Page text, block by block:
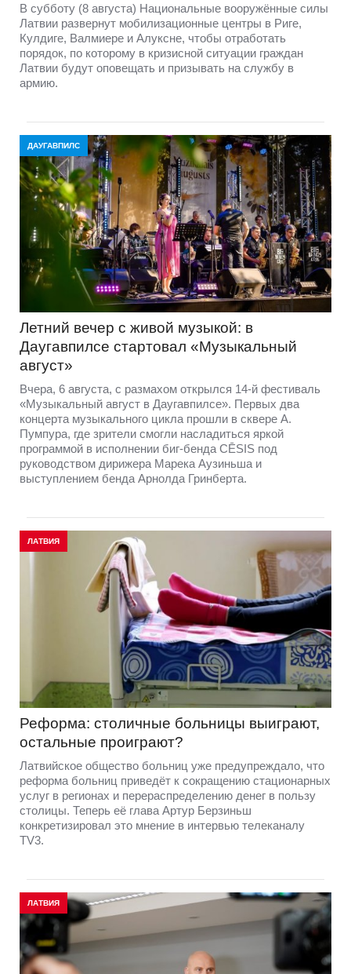
В субботу (8 августа) Национальные вооружённые силы
Латвии развернут мобилизационные центры в Риге,
Кулдиге, Валмиере и Алуксне, чтобы отработать
порядок, по которому в кризисной ситуации граждан
Латвии будут оповещать и призывать на службу в
армию.
ДАУГАВПИЛС
Летний вечер с живой музыкой: в
Даугавпилсе стартовал «Музыкальный
август»
Вчера, 6 августа, с размахом открылся 14-й фестиваль
«Музыкальный август в Даугавпилсе». Первых два
концерта музыкального цикла прошли в сквере А.
Пумпура, где зрители смогли насладиться яркой
программой в исполнении биг-бенда CĒSIS под
руководством дирижера Марека Аузиньша и
выступлением бенда Арнолда Гринберта.
ЛАТВИЯ
Реформа: столичные больницы выиграют,
остальные проиграют?
Латвийское общество больниц уже предупреждало, что
реформа больниц приведёт к сокращению стационарных
услуг в регионах и перераспределению денег в пользу
столицы. Теперь её глава Артур Берзиньш
конкретизировал это мнение в интервью телеканалу
TV3.
ЛАТВИЯ